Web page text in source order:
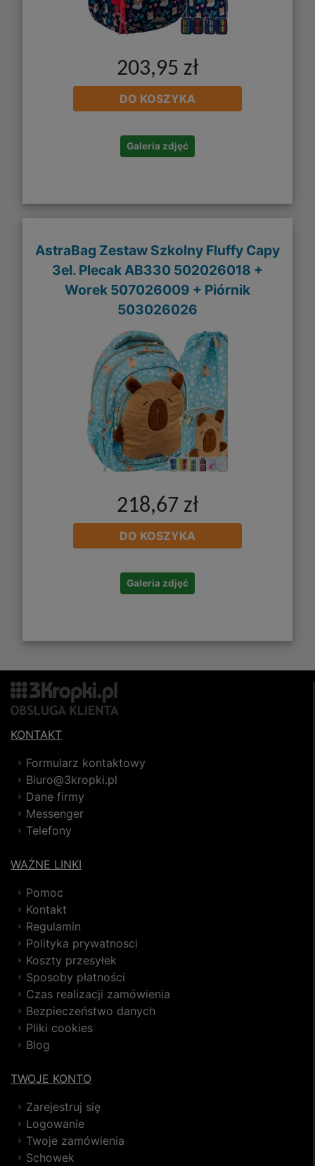
203,95 zł
DO KOSZYKA
Galeria zdjęć
AstraBag Zestaw Szkolny Fluffy Capy
3el. Plecak AB330 502026018 +
Worek 507026009 + Piórnik
503026026
218,67 zł
DO KOSZYKA
Galeria zdjęć
KONTAKT
Formularz kontaktowy
Biuro@3kropki.pl
Dane firmy
Messenger
Telefony
WAŻNE LINKI
Pomoc
Kontakt
Regulamin
Polityka prywatnosci
Koszty przesyłek
Sposoby płatności
Czas realizacji zamówienia
Bezpieczeństwo danych
Pliki cookies
Blog
TWOJE KONTO
Zarejestruj się
Logowanie
Twoje zamówienia
Schowek